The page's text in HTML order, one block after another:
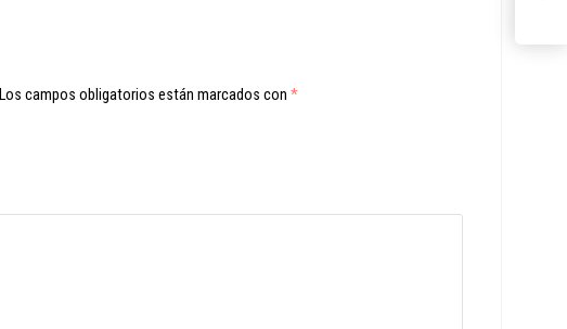
Los campos obligatorios están marcados con *